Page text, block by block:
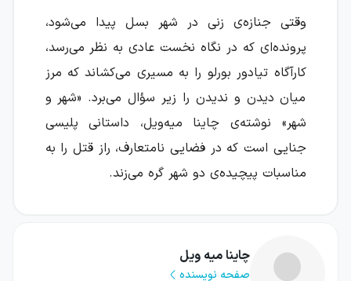
وقتی جنازه‌ی زنی در شهر بسل پیدا می‌شود،
پرونده‌ای که در نگاه نخست عادی به نظر می‌رسد،
کارآگاه تیادور بورلو را به مسیری می‌کشاند که مرز
میان دیدن و ندیدن را زیر سؤال می‌برد. «شهر و
شهر» نوشته‌ی چاینا میه‌ویل، داستانی پلیسی
جنایی است که در فضایی نامتعارف، راز قتل را به
مناسبات پیچیده‌ی دو شهر گره می‌زند.
برود؛ شهری نزدیک، رقیب و سرزنده که در عین
چاینا میه ویل
صفحه نویسنده